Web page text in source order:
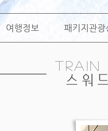
train
스워
여행정보 패키지관광